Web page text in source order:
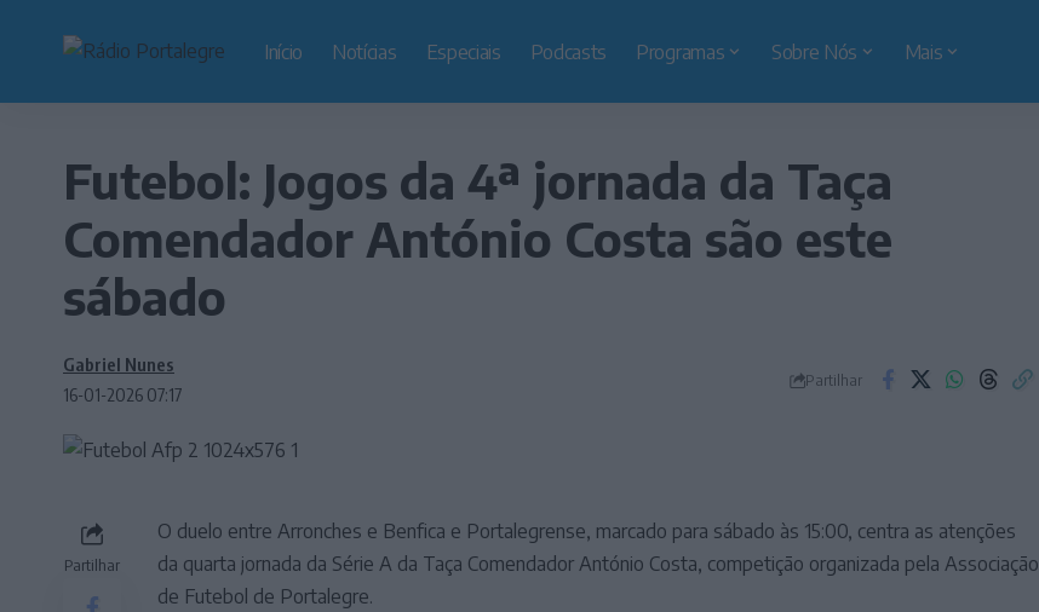
Início Notícias Especiais Podcasts Programas Sobre Nós Mais
Futebol: Jogos da 4ª jornada da Taça
Comendador António Costa são este
sábado
16-01-2026 07:17
Gabriel Nunes
Partilhar
Partilhar
O duelo entre Arronches e Benfica e Portalegrense, marcado para sábado às 15:00, centra as atenções
da quarta jornada da Série A da Taça Comendador António Costa, competição organizada pela Associação
de Futebol de Portalegre.